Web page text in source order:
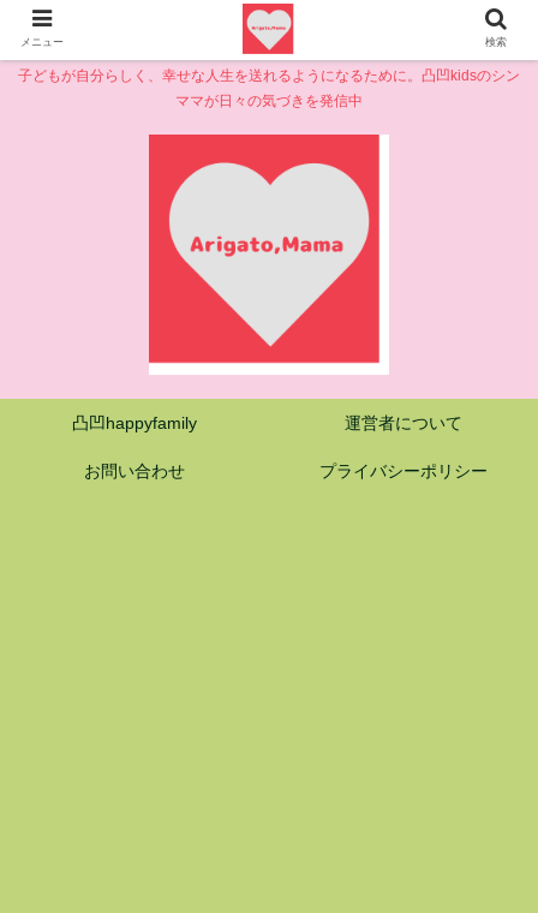
子どもが自分らしく、幸せな人生を送れるようになるために。凸凹kidsのシン
ママが日々の気づきを発信中
凸凹happyfamily 運営者について
お問い合わせ プライバシーポリシー
メニュー 検索